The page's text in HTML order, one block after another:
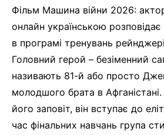
Фільм Машина війни 2026:
онлайн українською
в програмі тренувань
Головний герой – безіменний
називають 81-й або просто
молодшого брата в
його заповіт, він вступає до
час фінальних навчань група